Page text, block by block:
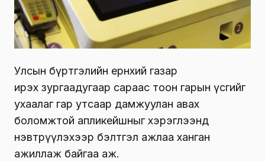
Улсын бүртгэлийн ерөнхий газар
ирэх зургаадугаар сараас тоон гарын үсгийг
ухаалаг гар утсаар дамжуулан авах
боломжтой апликейшныг хэрэглээнд
нэвтрүүлэхээр бэлтгэл ажлаа ханган
ажиллаж байгаа аж.